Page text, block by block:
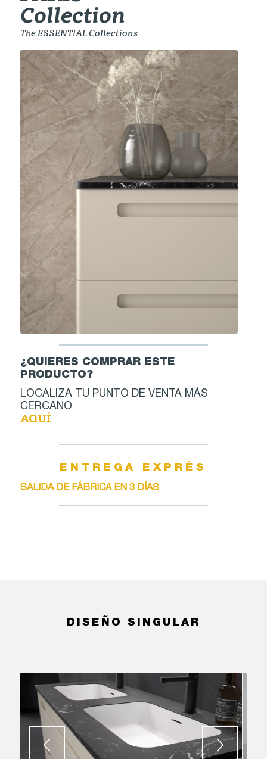
Collection
The ESSENTIAL Collections
¿QUIERES COMPRAR ESTE
PRODUCTO?
LOCALIZA TU PUNTO DE VENTA MÁS
CERCANO
AQUÍ
ENTREGA EXPRÉS
SALIDA DE FÁBRICA EN 3 DÍAS
DISEÑO SINGULAR